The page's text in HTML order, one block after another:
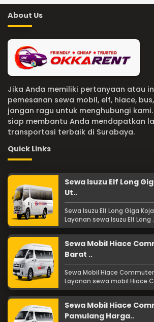
About Us
Jika Anda memiliki pertanyaan atau
pemesanan sewa mobil, elf, hiace,
jangan ragu untuk menghubungi
siap membantu Anda mendapatkan
transportasi terbaik di Surabaya.
Quick Links
Sewa Isuzu Elf Long
Ut..
Sewa Isuzu Elf Long Giga
Layanan sewa Isuzu Elf Long
Sewa Mobil Hiace
Barat ..
Sewa Mobil Hiace
Layanan sewa mobil Hiace
Sewa Mobil Hiace
Pamulang Harga..